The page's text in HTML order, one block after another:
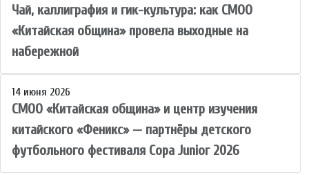
Чай, каллиграфия и гик-культура: как СМОО
«Китайская община» провела выходные на
набережной
14 июня 2026
СМОО «Китайская община» и центр изучения
китайского «Феникс» — партнёры детского
футбольного фестиваля Copa Junior 2026